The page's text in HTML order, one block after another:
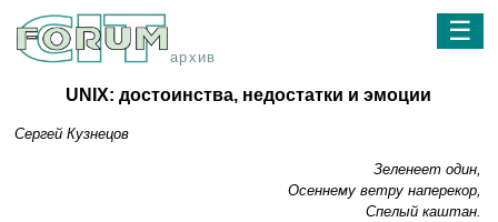
архив
☰
UNIX: достоинства, недостатки и эмоции
Сергей Кузнецов
Зеленеет один,
Осеннему ветру наперекор,
Спелый каштан.